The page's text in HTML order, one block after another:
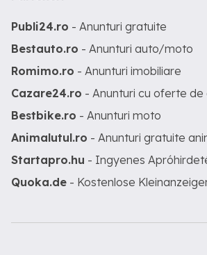
Publi24.ro - Anunturi gratuite
Bestauto.ro - Anunturi auto/moto
Romimo.ro - Anunturi imobiliare
Cazare24.ro - Anunturi cu oferte de
Bestbike.ro - Anunturi moto
Animalutul.ro - Anunturi gratuite
Startapro.hu - Ingyenes
Quoka.de - Kostenlose